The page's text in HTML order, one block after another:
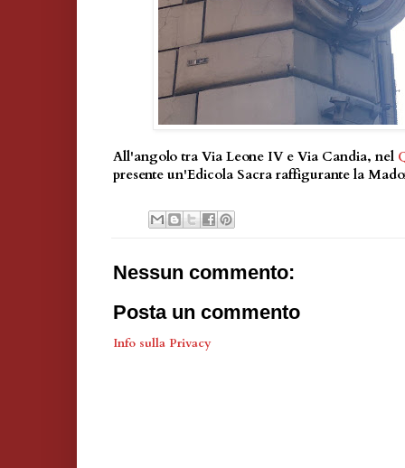
All'angolo tra Via Leone IV e Via Candia, nel
presente un'Edicola Sacra raffigurante la
Nessun commento:
Posta un commento
Info sulla Privacy